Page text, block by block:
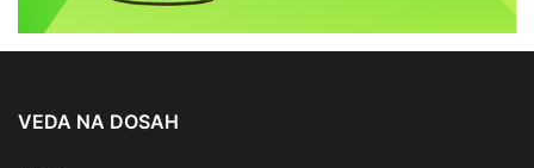
VEDA NA DOSAH